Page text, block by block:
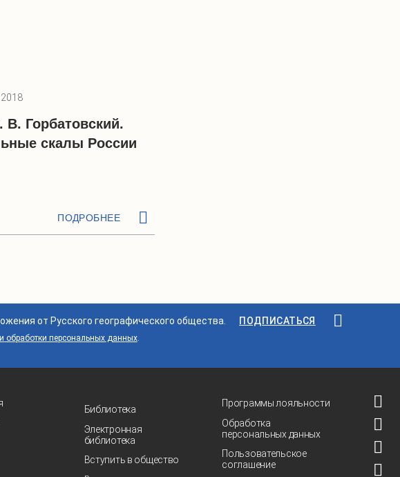
В. Горбатовский.
скалы России
ПОДРОБНЕЕ
от Русского географического общества. ПОДПИСАТЬСЯ
обработки персональных данных.
Библиотека
Электронная
библиотека
Вступить в общество
Программы лояльности
Обработка
персональных данных
Пользовательское
соглашение